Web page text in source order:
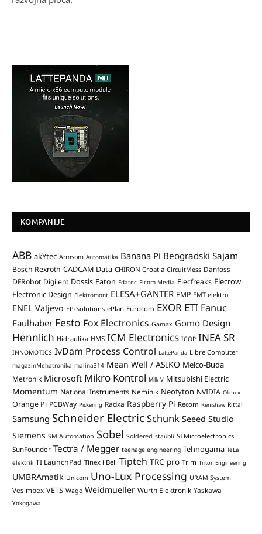
KOMPANIJE
ABB akYtec Armsom Automatika Banana Pi Beogradski Sajam
Bosch Rexroth CADCAM Data CHIRON Croatia CircuitMess Danfoss
DFRobot Digilent Dossis Eaton Edatec Elcom Media Elecfreaks Elecrow
Electronic Design Elektromont ELESA+GANTER EMP EMT elektro
ENEL Valjevo EP-Solutions ePlan Eurocom EXOR ETI Fanuc
Faulhaber Festo Fox Electronics Gamax Gomo Design
Hennlich Hidraulika HMS ICM Electronics ICOP INEA SR
INNOMOTICS IvDam Process Control LattePanda Libre Computer
magazinMehatronika malina314 Mean Well / ASIKO Melco-Buda
Metronik Microsoft Mikro Kontrol Milk-V Mitsubishi Electric
Momentum National Instruments Neminik Neofyton NVIDIA Olimex
Orange Pi PCBWay Pickering Radxa Raspberry Pi Recom Renishaw Rittal
Samsung Schneider ElectricSchunk Seeed Studio
Siemens SM Automation Sobel Soldered staubli STMicroelectronics
SunFounder Tectra / Megger teenage engineering Tehnogama TeLa
elektrik TI LaunchPad Tinex i Bell Tipteh TRC pro Trim Triton Engineering
UMBRAmatik Unicom Uno-Lux Processing URAM System
Vesimpex VETS Wago Weidmueller Wurth Elektronik Yaskawa
Yokogawa